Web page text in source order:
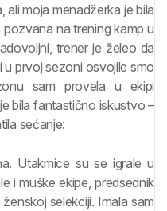
ali moja menadžerka je bila
na trening kamp u
trener je želeo da
prvoj sezoni osvojile smo
sam provela u ekipi
bila fantastično iskustvo –
sećanje:
Utakmice su se igrale u
i muške ekipe, predsednik
selekciji. Imala sam